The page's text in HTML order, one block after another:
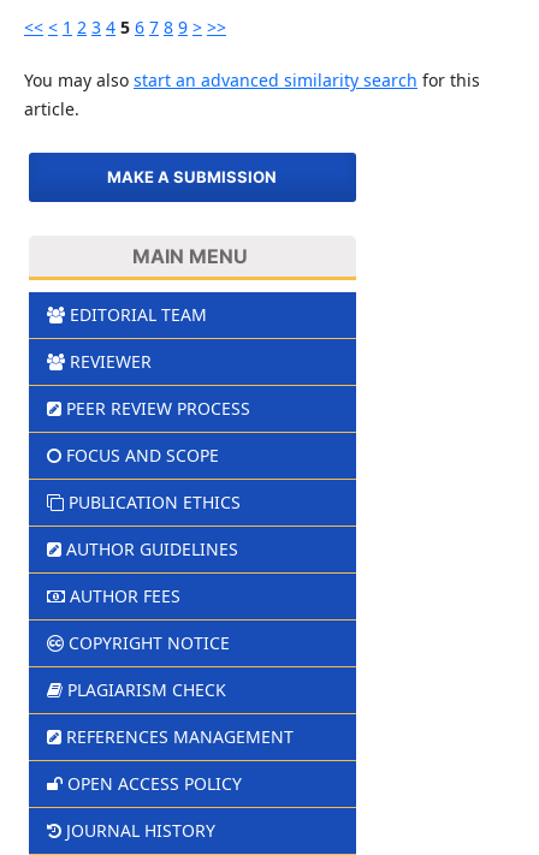
<< < 1 2 3 4 5 6 7 8 9 > >>
You may also start an advanced similarity search for this
article.
MAKE A SUBMISSION
MAIN MENU
EDITORIAL TEAM
REVIEWER
PEER REVIEW PROCESS
FOCUS AND SCOPE
PUBLICATION ETHICS
AUTHOR GUIDELINES
AUTHOR FEES
COPYRIGHT NOTICE
PLAGIARISM CHECK
REFERENCES MANAGEMENT
OPEN ACCESS POLICY
JOURNAL HISTORY